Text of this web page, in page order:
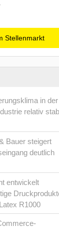
Stellenmarkt
in der
relativ
Bauer steigert
deutlich
entwickelt
R1000